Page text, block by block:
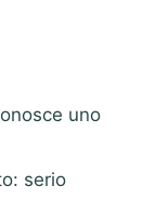
uno
serio